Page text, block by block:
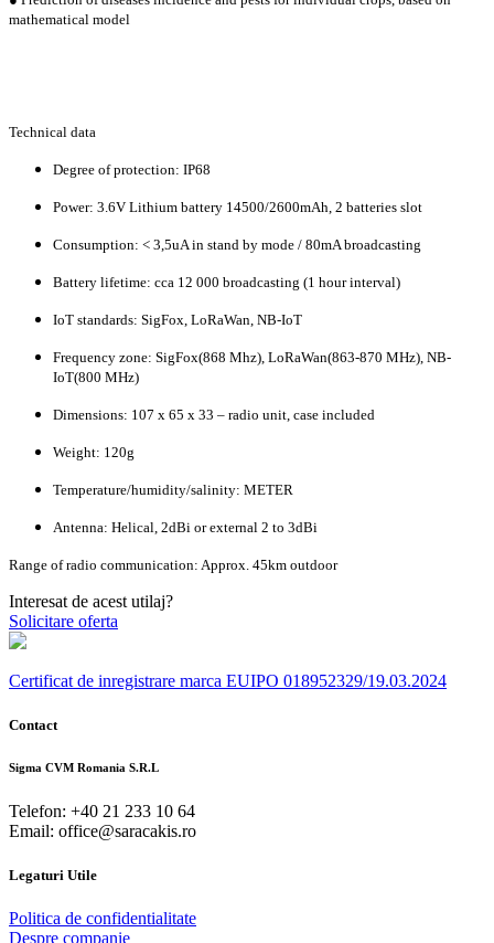
mathematical model
Technical data
Degree of protection: IP68
Power: 3.6V Lithium battery 14500/2600mAh, 2 batteries slot
Consumption: < 3,5uA in stand by mode / 80mA broadcasting
Battery lifetime: cca 12 000 broadcasting (1 hour interval)
IoT standards: SigFox, LoRaWan, NB-IoT
Frequency zone: SigFox(868 Mhz), LoRaWan(863-870 MHz), NB-
IoT(800 MHz)
Dimensions: 107 x 65 x 33 – radio unit, case included
Weight: 120g
Temperature/humidity/salinity: METER
Antenna: Helical, 2dBi or external 2 to 3dBi
Range of radio communication: Approx. 45km outdoor
Interesat de acest utilaj?
Solicitare oferta
Certificat de inregistrare marca EUIPO 018952329/19.03.2024
Contact
Sigma CVM Romania S.R.L
Telefon: +40 21 233 10 64
Email: office@saracakis.ro
Legaturi Utile
Politica de confidentialitate
Despre companie